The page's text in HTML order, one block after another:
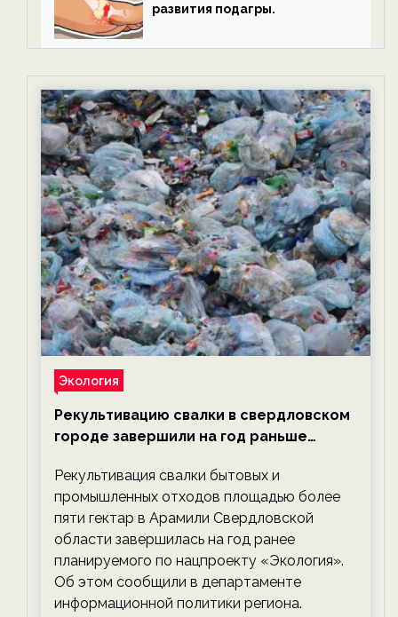
развития подагры.
Экология
Рекультивацию свалки в свердловском
городе завершили на год раньше
экологии на ECOportal
Рекультивация свалки бытовых и
промышленных отходов площадью более
пяти гектар в Арамили Свердловской
области завершилась на год ранее
планируемого по нацпроекту «Экология».
Об этом сообщили в департаменте
информационной политики региона.